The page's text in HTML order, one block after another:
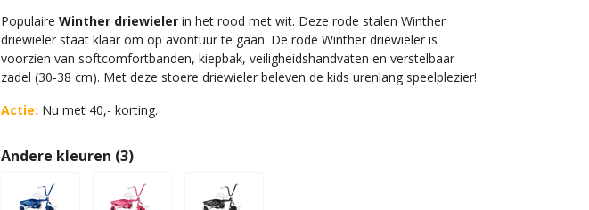
Populaire Winther driewieler in het rood met wit. Deze rode stalen Winther
driewieler staat klaar om op avontuur te gaan. De rode Winther driewieler is
voorzien van softcomfortbanden, kiepbak, veiligheidshandvaten en verstelbaar
zadel (30-38 cm). Met deze stoere driewieler beleven de kids urenlang speelplezier!
Actie: Nu met 40,- korting.
Andere kleuren (3)